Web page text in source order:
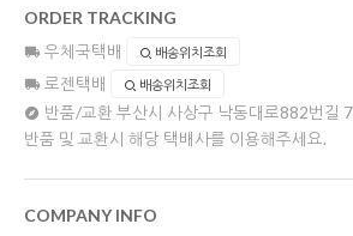
ORDER TRACKING
우체국택배 배송위치조회
로젠택배 배송위치조회
반품/교환 부산시 사상구 낙동대로882번길
반품 및 교환시 해당 택배사를 이용해주세요.
COMPANY INFO